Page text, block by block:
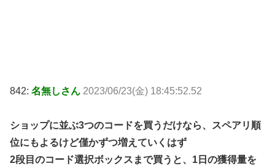
842: 名無しさん 2023/06/23(金) 18:45:52.52
ショップに並ぶ3つのコードを買うだけなら、スペアリ順
位にもよるけど僅かずつ増えていくはず
2段目のコード選択ボックスまで買うと、1日の獲得量を